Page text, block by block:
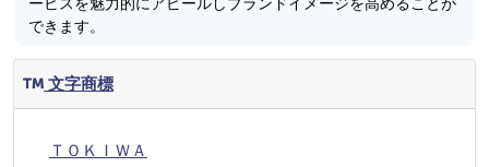
できます。
文字商標
ＴＯＫＩＷＡ